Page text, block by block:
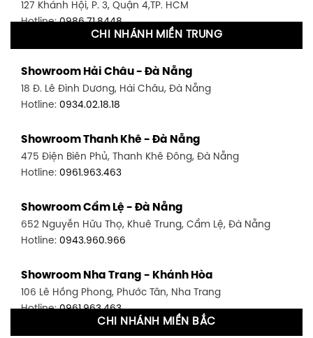
127 Khánh Hội, P. 3, Quận 4,TP. HCM
Hotline:0986.71.8448
1411 Đường 3/2, P. 16, Quận 11, TP. HCM
Hotline:0906.256.759
1448 Huỳnh Tấn Phát, Phú Thuận, Quận 7, TP HCM
Hotline:0946.480.580
348 Đ. Bạch Đằng, P. 14, Bình Thạnh, TP HCM
Hotline:0902.716.230
591 Hoàng Văn Thụ, P. 4, Tân Bình, TP HCM
Hotline:0906.256.759
Showroom Tân Bình 2 - TP. HCM
CHI NHÁNH MIỀN TRUNG
Showroom Hải Châu - Đà Nẵng
18 Đ. Lê Đình Dương, Hải Châu, Đà Nẵng
Hotline: 0934.02.18.18
Showroom Thanh Khê - Đà Nẵng
475 Điện Biên Phủ, Thanh Khê Đông, Đà Nẵng
Hotline: 0961.963.463
Showroom Cẩm Lệ - Đà Nẵng
652 Nguyễn Hữu Thọ, Khuê Trung, Cẩm Lệ, Đà Nẵng
Hotline: 0943.960.966
Showroom Nha Trang - Khánh Hòa
106 Lê Hồng Phong, Phước Tân, Nha Trang
Hotline:0961.963.463
CHI NHÁNH MIỀN BẮC